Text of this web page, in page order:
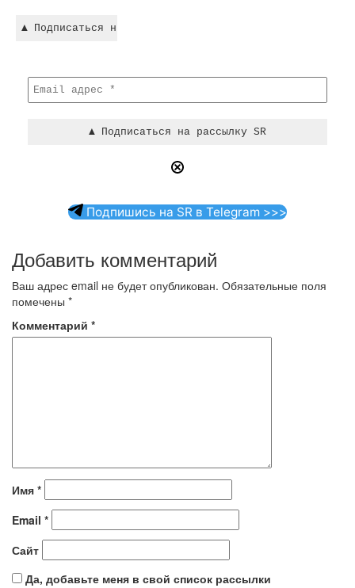
Подпишись на SR в Telegram >>>
Добавить комментарий
Ваш адрес email не будет опубликован. Обязательные поля
помечены *
Комментарий *
Имя *
Email *
Сайт
Да, добавьте меня в свой список рассылки